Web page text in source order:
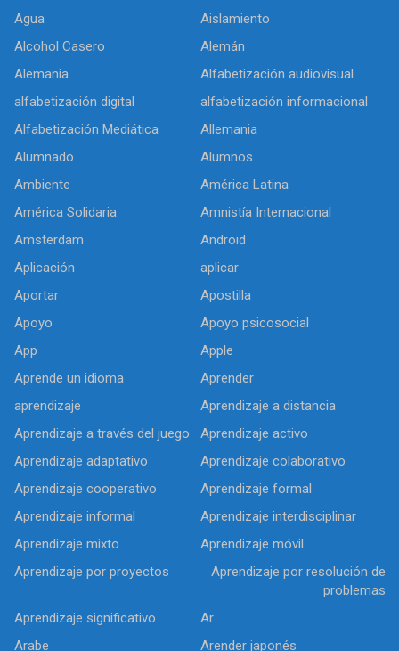
Agua
Aislamiento
Alcohol Casero
Alemán
Alemania
Alfabetización audiovisual
alfabetización digital
alfabetización informacional
Alfabetización Mediática
Allemania
Alumnado
Alumnos
Ambiente
América Latina
América Solidaria
Amnistía Internacional
Amsterdam
Android
Aplicación
aplicar
Aportar
Apostilla
Apoyo
Apoyo psicosocial
App
Apple
Aprende un idioma
Aprender
aprendizaje
Aprendizaje a distancia
Aprendizaje a través del juego
Aprendizaje activo
Aprendizaje adaptativo
Aprendizaje colaborativo
Aprendizaje cooperativo
Aprendizaje formal
Aprendizaje informal
Aprendizaje interdisciplinar
Aprendizaje mixto
Aprendizaje móvil
Aprendizaje por proyectos
Aprendizaje por resolución de
problemas
Aprendizaje significativo
Ar
Arabe
Arender japonés